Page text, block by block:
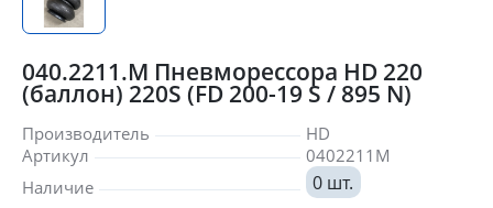
040.2211.M Пневморессора HD 220
(баллон) 220S (FD 200-19 S / 895 N)
Производитель
HD
Артикул
0402211M
Наличие
0 шт.